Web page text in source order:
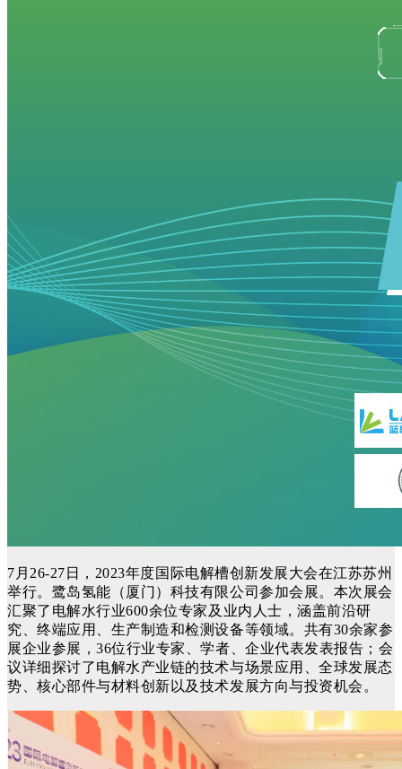
7月26-27日，2023年度国际电解槽创新发展大会在江苏苏州
举行。鹭岛氢能（厦门）科技有限公司参加会展。本次展会
汇聚了电解水行业600余位专家及业内人士，涵盖前沿研
究、终端应用、生产制造和检测设备等领域。共有30余家参
展企业参展，36位行业专家、学者、企业代表发表报告；会
议详细探讨了电解水产业链的技术与场景应用、全球发展态
势、核心部件与材料创新以及技术发展方向与投资机会。